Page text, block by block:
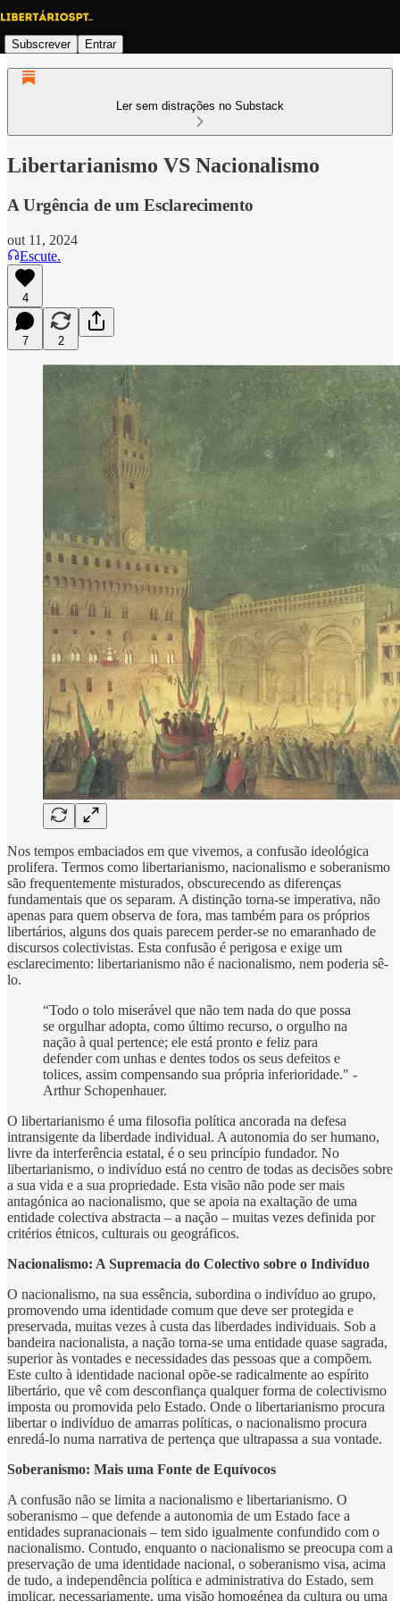
Subscrever Entrar
Ler sem distrações no Substack
Libertarianismo VS Nacionalismo
A Urgência de um Esclarecimento
out 11, 2024
Escute.
4
7 2
Nos tempos embaciados em que vivemos, a confusão ideológica
prolifera. Termos como libertarianismo, nacionalismo e soberanismo
são frequentemente misturados, obscurecendo as diferenças
fundamentais que os separam. A distinção torna-se imperativa, não
apenas para quem observa de fora, mas também para os próprios
libertários, alguns dos quais parecem perder-se no emaranhado de
discursos colectivistas. Esta confusão é perigosa e exige um
esclarecimento: libertarianismo não é nacionalismo, nem poderia sê-
lo.
“Todo o tolo miserável que não tem nada do que possa
se orgulhar adopta, como último recurso, o orgulho na
nação à qual pertence; ele está pronto e feliz para
defender com unhas e dentes todos os seus defeitos e
tolices, assim compensando sua própria inferioridade." -
Arthur Schopenhauer.
O libertarianismo é uma filosofia política ancorada na defesa
intransigente da liberdade individual. A autonomia do ser humano,
livre da interferência estatal, é o seu princípio fundador. No
libertarianismo, o indivíduo está no centro de todas as decisões sobre
a sua vida e a sua propriedade. Esta visão não pode ser mais
antagónica ao nacionalismo, que se apoia na exaltação de uma
entidade colectiva abstracta – a nação – muitas vezes definida por
critérios étnicos, culturais ou geográficos.
Nacionalismo: A Supremacia do Colectivo sobre o Indivíduo
O nacionalismo, na sua essência, subordina o indivíduo ao grupo,
promovendo uma identidade comum que deve ser protegida e
preservada, muitas vezes à custa das liberdades individuais. Sob a
bandeira nacionalista, a nação torna-se uma entidade quase sagrada,
superior às vontades e necessidades das pessoas que a compõem.
Este culto à identidade nacional opõe-se radicalmente ao espírito
libertário, que vê com desconfiança qualquer forma de colectivismo
imposta ou promovida pelo Estado. Onde o libertarianismo procura
libertar o indivíduo de amarras políticas, o nacionalismo procura
enredá-lo numa narrativa de pertença que ultrapassa a sua vontade.
Soberanismo: Mais uma Fonte de Equívocos
A confusão não se limita a nacionalismo e libertarianismo. O
soberanismo – que defende a autonomia de um Estado face a
entidades supranacionais – tem sido igualmente confundido com o
nacionalismo. Contudo, enquanto o nacionalismo se preocupa com a
preservação de uma identidade nacional, o soberanismo visa, acima
de tudo, a independência política e administrativa do Estado, sem
implicar, necessariamente, uma visão homogénea da cultura ou uma